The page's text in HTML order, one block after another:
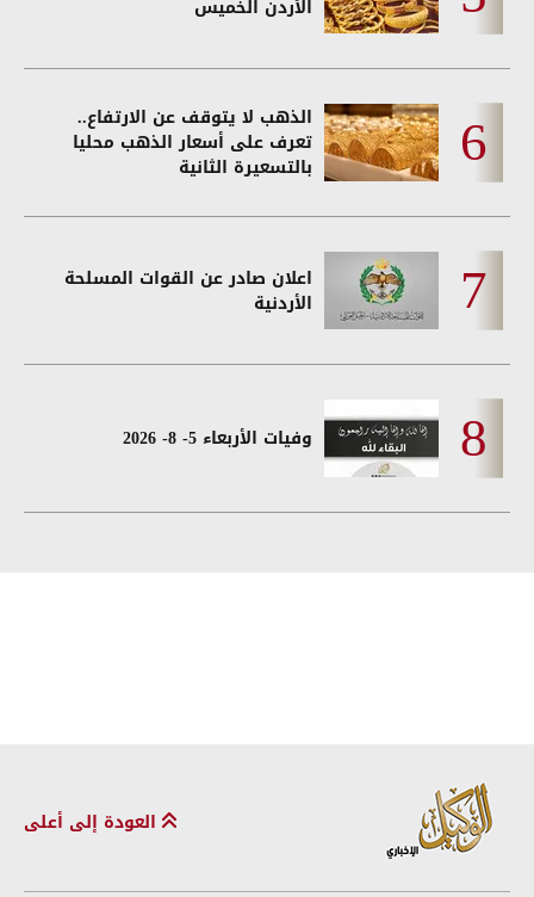
الأردن الخميس
الذهب لا يتوقف عن الارتفاع..
تعرف على أسعار الذهب محليا
بالتسعيرة الثانية
اعلان صادر عن القوات المسلحة
الأردنية
وفيات الأربعاء 5- 8- 2026
العودة إلى أعلى